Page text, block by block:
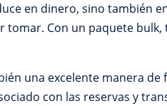
en dinero, sino también
Con un paquete
una excelente manera
con las reservas y